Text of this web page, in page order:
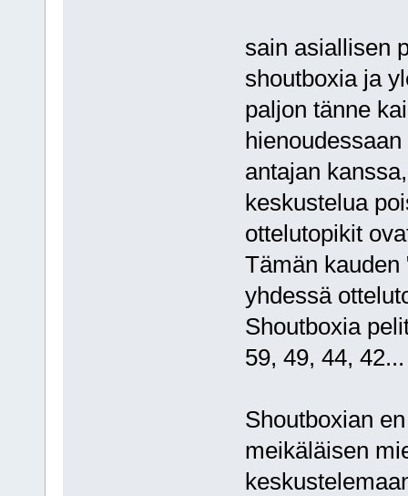
sain asiallisen
shoutboxia ja
paljon tänne
antajan
keskustelua
ottelutopikit
Tämän
yhdessä
Shoutboxia
59, 49, 44, 42...
Shoutboxian
meikäläisen